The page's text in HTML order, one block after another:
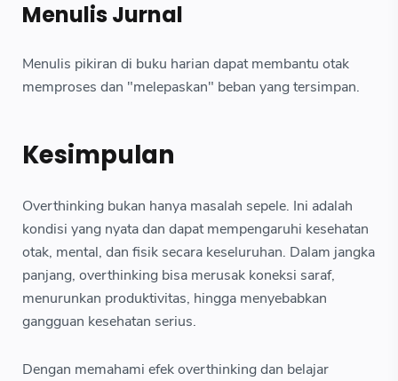
Menulis Jurnal
Menulis pikiran di buku harian dapat membantu otak
memproses dan "melepaskan" beban yang tersimpan.
Kesimpulan
Overthinking bukan hanya masalah sepele. Ini adalah
kondisi yang nyata dan dapat mempengaruhi kesehatan
otak, mental, dan fisik secara keseluruhan. Dalam jangka
panjang, overthinking bisa merusak koneksi saraf,
menurunkan produktivitas, hingga menyebabkan
gangguan kesehatan serius.
Dengan memahami efek overthinking dan belajar